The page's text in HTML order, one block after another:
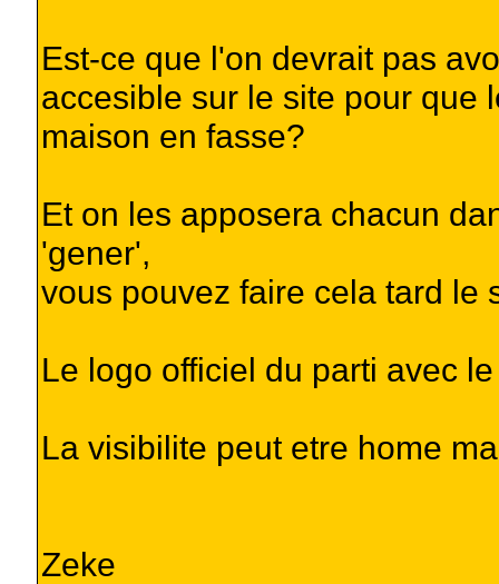
Est-ce que l'on devrait pas
accesible sur le site pour que
maison en fasse?
Et on les apposera chacun
'gener',
vous pouvez faire cela tard le
Le logo officiel du parti avec
La visibilite peut etre home
Zeke